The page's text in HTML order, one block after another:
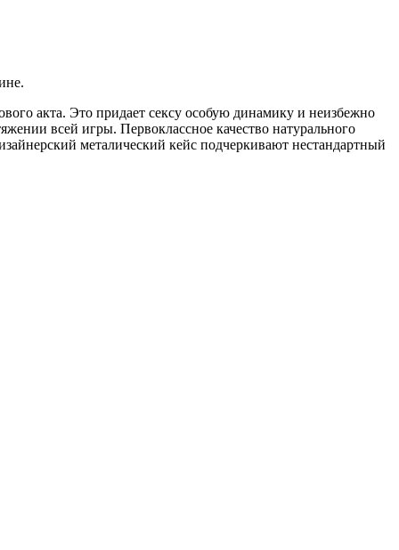
акта. Это придает сексу особую динамику и неизбежно
всей игры. Первоклассное качество натурального
металический кейс подчеркивают нестандартный